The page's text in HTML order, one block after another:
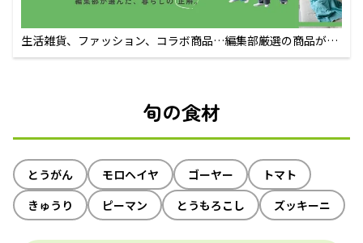
生活雑貨、ファッション、コラボ商品…編集部厳選の商品が買
えるECサイト
旬の食材
とうがん モロヘイヤ ゴーヤー
トマト
きゅうり
ピーマン とうもろこし ズッキーニ